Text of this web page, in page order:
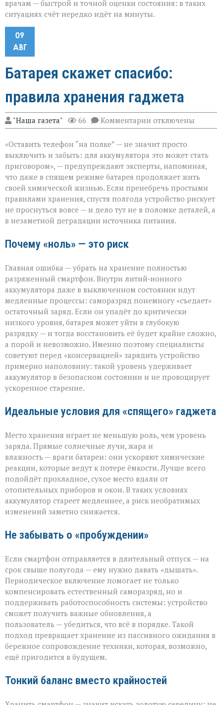
врачам — быстрой и точной оценки состояния: в таких
ситуациях счёт нередко идёт на минуты.
09
АВГ
Батарея скажет спасибо:
правила хранения гаджета
"Наша газета" 66 Комментарии к
записи
скажет
спасибо:
хранения
гаджета
отключены
«Оставить телефон “на полке” — не значит просто
выключить и забыть: для аккумулятора это может стать
приговором», — предупреждают эксперты, напоминая,
что даже в спящем режиме батарея продолжает жить
своей химической жизнью. Если пренебречь простыми
правилами хранения, спустя полгода устройство рискует
не проснуться вовсе — и дело тут не в поломке деталей, а
в незаметной деградации источника питания.
Почему «ноль» — это риск
Главная ошибка — убрать на хранение полностью
разряженный смартфон. Внутри литий‑ионного
аккумулятора даже в выключенном состоянии идут
медленные процессы: саморазряд понемногу «съедает»
остаточный заряд. Если он упадёт до критически
низкого уровня, батарея может уйти в глубокую
разрядку — и тогда восстановить её будет крайне сложно,
а порой и невозможно. Именно поэтому специалисты
советуют перед «консервацией» зарядить устройство
примерно наполовину: такой уровень удерживает
аккумулятор в безопасном состоянии и не провоцирует
ускоренное старение.
Идеальные условия для «спящего» гаджета
Место хранения играет не меньшую роль, чем уровень
заряда. Прямые солнечные лучи, жара и
влажность — враги батареи: они ускоряют химические
реакции, которые ведут к потере ёмкости. Лучше всего
подойдёт прохладное, сухое место вдали от
отопительных приборов и окон. В таких условиях
аккумулятор стареет медленнее, а риск необратимых
изменений заметно снижается.
Не забывать о «пробуждении»
Если смартфон отправляется в длительный отпуск — на
срок свыше полугода — ему нужно давать «дышать».
Периодическое включение помогает не только
компенсировать естественный саморазряд, но и
поддерживать работоспособность системы: устройство
сможет получить важные обновления, а
пользователь — убедиться, что всё в порядке. Такой
подход превращает хранение из пассивного ожидания в
бережное сопровождение техники, которая, возможно,
ещё пригодится в будущем.
Тонкий баланс вместо крайностей